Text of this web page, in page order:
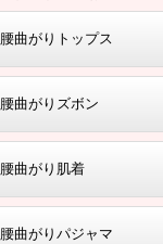
腰曲がりトップス
腰曲がりズボン
腰曲がり肌着
腰曲がりパジャマ